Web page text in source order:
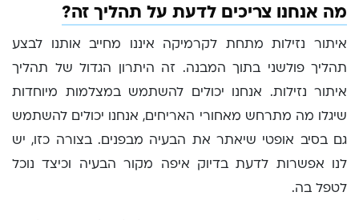
מה אנחנו צריכים לדעת על תהליך זה?
איתור נזילות מתחת לקרמיקה איננו מחייב אותנו לבצע
תהליך פולשני בתוך המבנה. זה היתרון הגדול של תהליך
איתור נזילות. אנחנו יכולים להשתמש במצלמות מיוחדות
שיגלו מה מתרחש מאחורי האריחים, אנחנו יכולים להשתמש
גם בסיב אופטי שיאתר את הבעיה מבפנים. בצורה כזו, יש
לנו אפשרות לדעת בדיוק איפה מקור הבעיה וכיצד נוכל
לטפל בה.